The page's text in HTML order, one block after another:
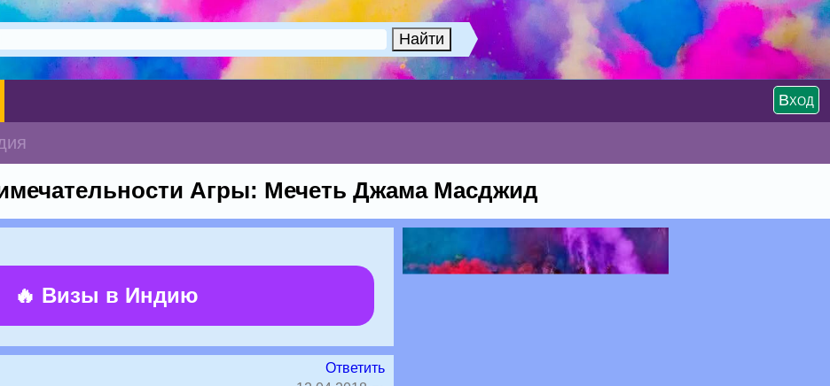
Вход
Агры: Мечеть Джама Масджид
🔥 Визы в Индию
Ответить